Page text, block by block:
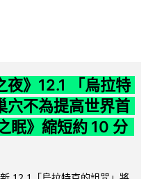
夜》12.1 「烏拉特
穴不為提高世界首
眠》縮短約 10 分